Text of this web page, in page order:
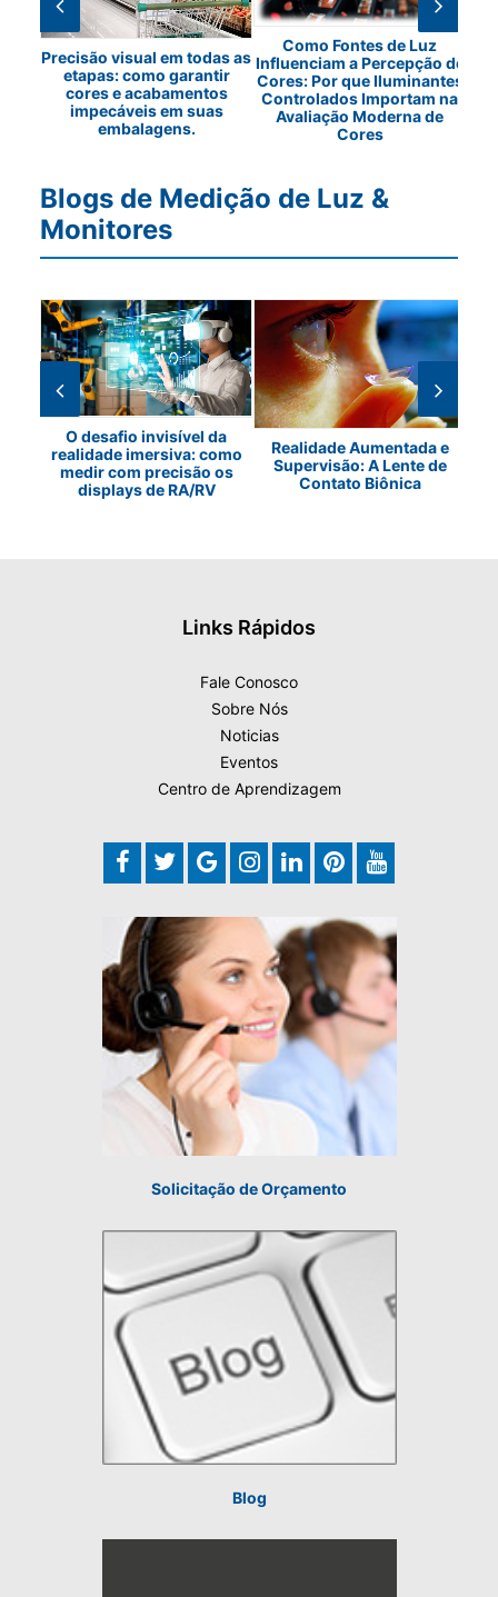
Precisão visual em todas as
etapas: como garantir
cores e acabamentos
impecáveis em suas
embalagens.
Como Fontes de Luz
Influenciam a Percepção de
Cores: Por que Iluminantes
Controlados Importam na
Avaliação Moderna de
Cores
Blogs de Medição de Luz &
Monitores
O desafio invisível da
realidade imersiva: como
medir com precisão os
displays de RA/RV
Realidade Aumentada e
Supervisão: A Lente de
Contato Biônica
Links Rápidos
Fale Conosco
Sobre Nós
Noticias
Eventos
Centro de Aprendizagem
Solicitação de Orçamento
Blog